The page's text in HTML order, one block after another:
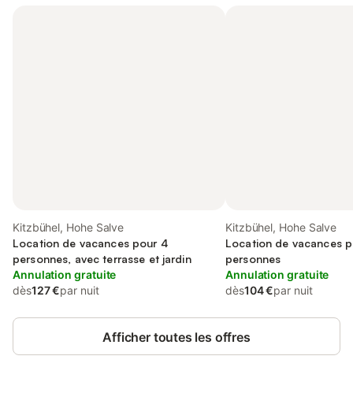
Kitzbühel, Hohe Salve
Location de vacances pour 4
personnes, avec terrasse et jardin
Annulation gratuite
dès127 €par nuit
Kitzbühel, Hohe Salve
Location de vacances
personnes
Annulation gratuite
dès104 €par nuit
Afficher toutes les offres